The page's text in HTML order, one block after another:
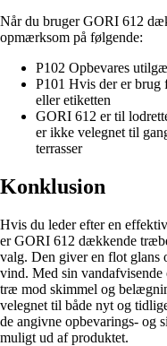
Når du bruger GORI 612
opmærksom på følgende:
P102 Opbevares
P101 Hvis der er
eller etiketten
GORI 612 er til
er ikke velegnet til
terrasser
Konklusion
Hvis du leder efter en
er GORI 612 dækkende
valg. Den giver en flot glans
vind. Med sin
træ mod skimmel og
velegnet til både nyt og
de angivne opbevarings- og
muligt ud af produktet.